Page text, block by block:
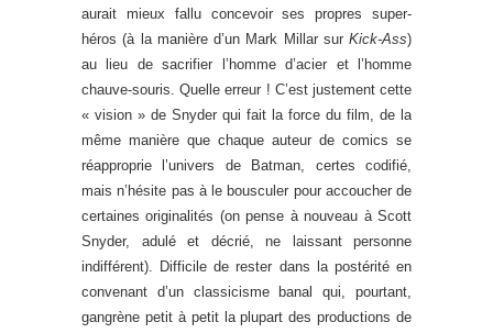
aurait mieux fallu concevoir ses propres super-
héros (à la manière d’un Mark Millar sur Kick-Ass)
au lieu de sacrifier l’homme d’acier et l’homme
chauve-souris. Quelle erreur ! C’est justement cette
« vision » de Snyder qui fait la force du film, de la
même manière que chaque auteur de comics se
réapproprie l’univers de Batman, certes codifié,
mais n’hésite pas à le bousculer pour accoucher de
certaines originalités (on pense à nouveau à Scott
Snyder, adulé et décrié, ne laissant personne
indifférent). Difficile de rester dans la postérité en
convenant d’un classicisme banal qui, pourtant,
gangrène petit à petit la plupart des productions de